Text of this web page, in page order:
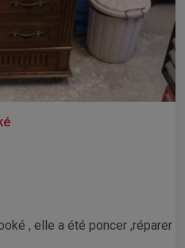
, elle a été poncer ,réparer